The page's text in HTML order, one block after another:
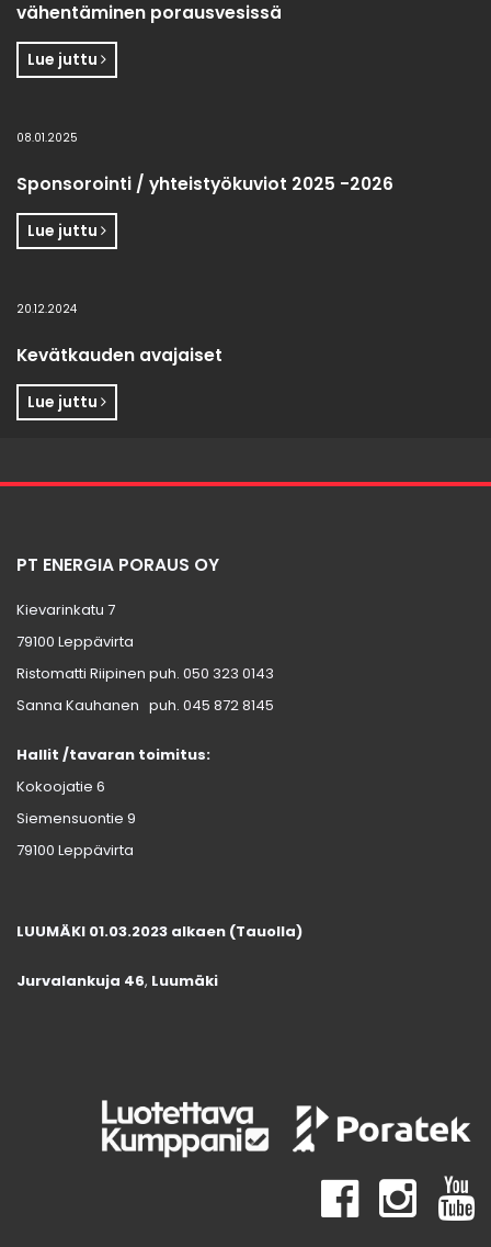
vähentäminen porausvesissä
Lue juttu
08.01.2025
Sponsorointi / yhteistyökuviot 2025 -2026
Lue juttu
20.12.2024
Kevätkauden avajaiset
Lue juttu
PT ENERGIA PORAUS OY
Kievarinkatu 7
79100 Leppävirta
Ristomatti Riipinen puh. 050 323 0143
Sanna Kauhanen puh. 045 872 8145
Hallit /tavaran toimitus:
Kokoojatie 6
Siemensuontie 9
79100 Leppävirta
LUUMÄKI 01.03.2023 alkaen (Tauolla)
Jurvalankuja 46, Luumäki